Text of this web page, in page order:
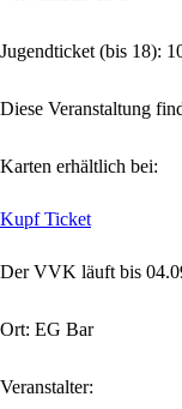
Jugendticket (bis 18):
Diese Veranstaltung
Karten erhältlich bei:
Kupf Ticket
Der VVK läuft bis
Ort: EG Bar
Veranstalter: